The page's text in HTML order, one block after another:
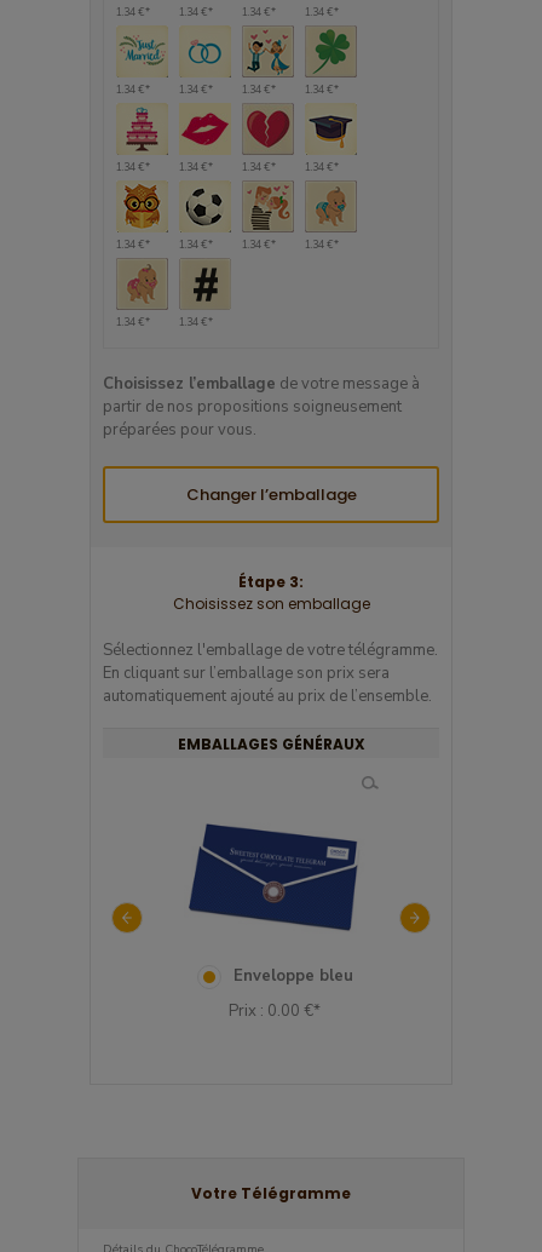
1.34 €* 1.34 €* 1.34 €* 1.34 €*
1.34 €* 1.34 €* 1.34 €* 1.34 €*
1.34 €* 1.34 €* 1.34 €* 1.34 €*
1.34 €* 1.34 €* 1.34 €* 1.34 €*
1.34 €* 1.34 €*
Choisissez l’emballage de votre message à
partir de nos propositions soigneusement
préparées pour vous.
Changer l’emballage
Étape 3:
Choisissez son emballage
Sélectionnez l'emballage de votre télégramme.
En cliquant sur l’emballage son prix sera
automatiquement ajouté au prix de l’ensemble.
EMBALLAGES GÉNÉRAUX
Enveloppe bleu
Prix : 0.00 €*
Votre Télégramme